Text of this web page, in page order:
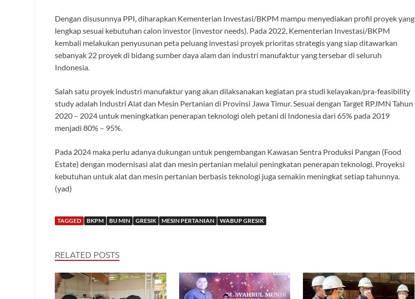
Dengan disusunnya PPI, diharapkan Kementerian Investasi/BKPM mampu menyediakan profil proyek yang
lengkap sesuai kebutuhan calon investor (investor needs). Pada 2022, Kementerian Investasi/BKPM
kembali melakukan penyusunan peta peluang investasi proyek prioritas strategis yang siap ditawarkan
sebanyak 22 proyek di bidang sumber daya alam dan industri manufaktur yang tersebar di seluruh
Indonesia.
Salah satu proyek industri manufaktur yang akan dilaksanakan kegiatan pra studi kelayakan/pra-feasibility
study adalah Industri Alat dan Mesin Pertanian di Provinsi Jawa Timur. Sesuai dengan Target RPJMN Tahun
2020 – 2024 untuk meningkatkan penerapan teknologi oleh petani di Indonesia dari 65% pada 2019
menjadi 80% – 95%.
Pada 2024 maka perlu adanya dukungan untuk pengembangan Kawasan Sentra Produksi Pangan (Food
Estate) dengan modernisasi alat dan mesin pertanian melalui peningkatan penerapan teknologi. Proyeksi
kebutuhan untuk alat dan mesin pertanian berbasis teknologi juga semakin meningkat setiap tahunnya.
(yad)
TAGGED BKPM BU MIN GRESIK MESIN PERTANIAN WABUP GRESIK
RELATED POSTS